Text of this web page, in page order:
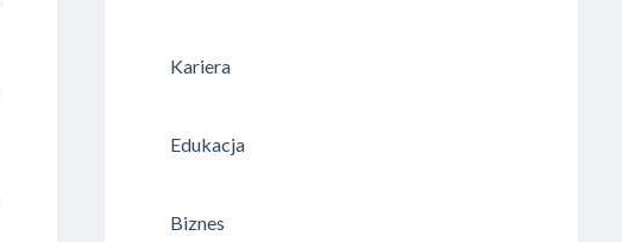
Kariera
Edukacja
Biznes